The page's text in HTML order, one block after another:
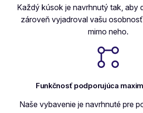
Každý kúsok je navrhnutý tak, aby
zároveň vyjadroval vašu
mimo neho.
Funkčnosť podporujúca
Naše vybavenie je navrhnuté pre